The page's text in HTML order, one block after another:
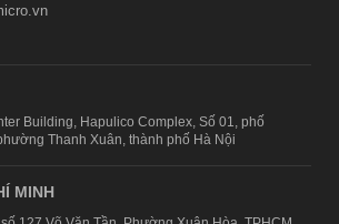
Building, Hapulico Complex, Số 01, phố
Thanh Xuân, thành phố Hà Nội
MINH